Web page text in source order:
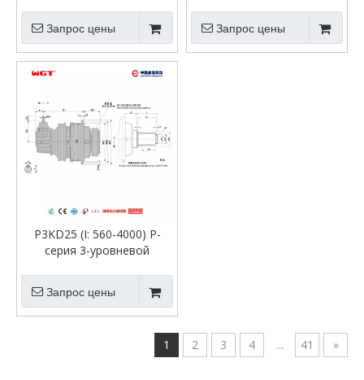
зубы с прямой осью.
Запрос цены
зубы с прямой осью.
Запрос цены
P3KD25 (I: 560-4000) P-
серия 3-уровневой
Запрос цены
1 2 3 4 ... 41 »